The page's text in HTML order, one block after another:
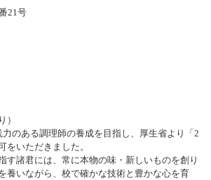
21号
）
のある調理師の養成を目指し、厚生省より「2
をいただきました。
す諸君には、常に本物の味・新しいものを創り
養いながら、校で確かな技術と豊かな心を育